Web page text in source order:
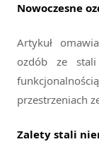
Nowoczesne
Artykuł
ozdób ze
przestrzeniach
Zalety stali